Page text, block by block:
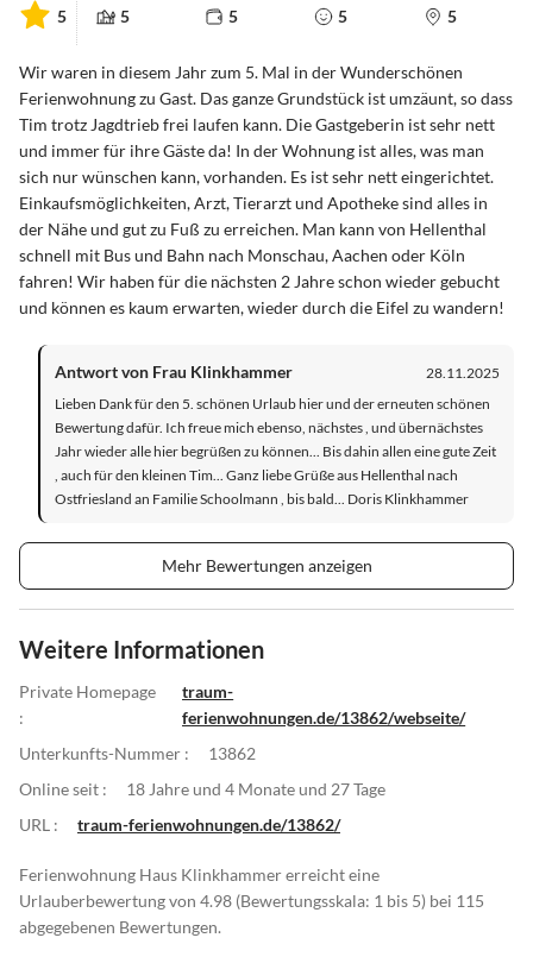
5 5 5 5 5
Wir waren in diesem Jahr zum 5. Mal in der Wunderschönen
Ferienwohnung zu Gast. Das ganze Grundstück ist umzäunt, so dass
Tim trotz Jagdtrieb frei laufen kann. Die Gastgeberin ist sehr nett
und immer für ihre Gäste da! In der Wohnung ist alles, was man
sich nur wünschen kann, vorhanden. Es ist sehr nett eingerichtet.
Einkaufsmöglichkeiten, Arzt, Tierarzt und Apotheke sind alles in
der Nähe und gut zu Fuß zu erreichen. Man kann von Hellenthal
schnell mit Bus und Bahn nach Monschau, Aachen oder Köln
fahren! Wir haben für die nächsten 2 Jahre schon wieder gebucht
und können es kaum erwarten, wieder durch die Eifel zu wandern!
Antwort von Frau Klinkhammer
28.11.2025
Lieben Dank für den 5. schönen Urlaub hier und der erneuten schönen
Bewertung dafür. Ich freue mich ebenso, nächstes , und übernächstes
Jahr wieder alle hier begrüßen zu können... Bis dahin allen eine gute Zeit
, auch für den kleinen Tim... Ganz liebe Grüße aus Hellenthal nach
Ostfriesland an Familie Schoolmann , bis bald... Doris Klinkhammer
Mehr Bewertungen anzeigen
Weitere Informationen
Private Homepage
:
traum-
ferienwohnungen.de/13862/webseite/
Unterkunfts-Nummer :
13862
Online seit :
18 Jahre und 4 Monate und 27 Tage
URL :
traum-ferienwohnungen.de/13862/
Ferienwohnung Haus Klinkhammer erreicht eine
Urlauberbewertung von 4.98 (Bewertungsskala: 1 bis 5) bei 115
abgegebenen Bewertungen.